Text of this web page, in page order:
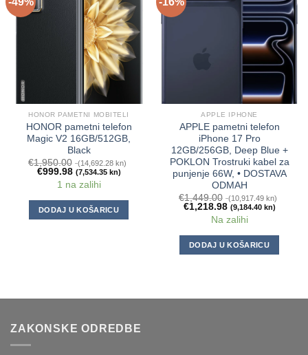
HONOR PAMETNI MOBITELI
HONOR pametni telefon
Magic V2 16GB/512GB,
Black
€1,950.00 (14,692.28 kn)
€999.98 (7,534.35 kn)
1 na zalihi
DODAJ U KOŠARICU
APPLE IPHONE
APPLE pametni telefon
iPhone 17 Pro
12GB/256GB, Deep Blue +
POKLON Trostruki kabel za
punjenje 66W, • DOSTAVA
ODMAH
€1,449.00 (10,917.49 kn)
€1,218.98 (9,184.40 kn)
Na zalihi
DODAJ U KOŠARICU
ZAKONSKE ODREDBE